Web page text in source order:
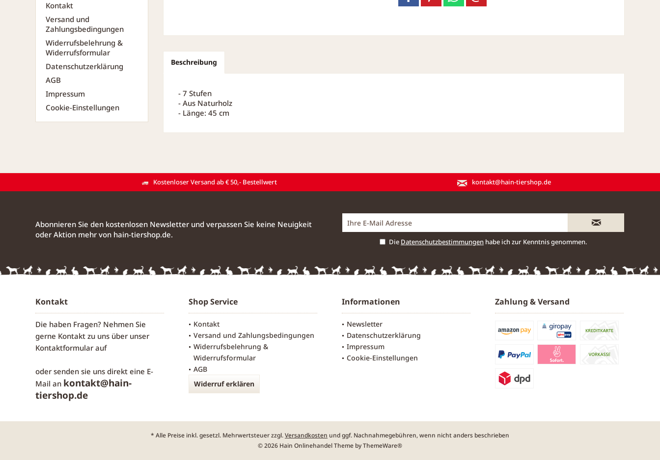
Kontakt
Versand und
Zahlungsbedingungen
Widerrufsbelehrung &
Widerrufsformular
Datenschutzerklärung
AGB
Impressum
Cookie-Einstellungen
Beschreibung
- 7 Stufen
- Aus Naturholz
- Länge: 45 cm
Kostenloser Versand ab € 50,- Bestellwert kontakt@hain-tiershop.de
Abonnieren Sie den kostenlosen Newsletter und verpassen Sie keine Neuigkeit
oder Aktion mehr von hain-tiershop.de.
Die Datenschutzbestimmungen habe ich zur Kenntnis genommen.
Kontakt
Die haben Fragen? Nehmen Sie
gerne Kontakt zu uns über unser
Kontaktformular auf
oder senden sie uns direkt eine E-
Mail an kontakt@hain-
tiershop.de
Shop Service
Kontakt
Versand und Zahlungsbedingungen
Widerrufsbelehrung &
Widerrufsformular
AGB
Widerruf erklären
Informationen
Newsletter
Datenschutzerklärung
Impressum
Cookie-Einstellungen
Zahlung & Versand
* Alle Preise inkl. gesetzl. Mehrwertsteuer zzgl.Versandkosten und ggf. Nachnahmegebühren, wenn nicht anders beschrieben
© 2026 Hain Onlinehandel Theme byThemeWare®